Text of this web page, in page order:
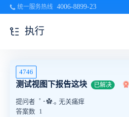
统一服务热线 4006-8899-23
执行
4746
测试视图下报告这块 已解决
提问者 ﾟ･✿.｡ 无关痛痒
答案数 1